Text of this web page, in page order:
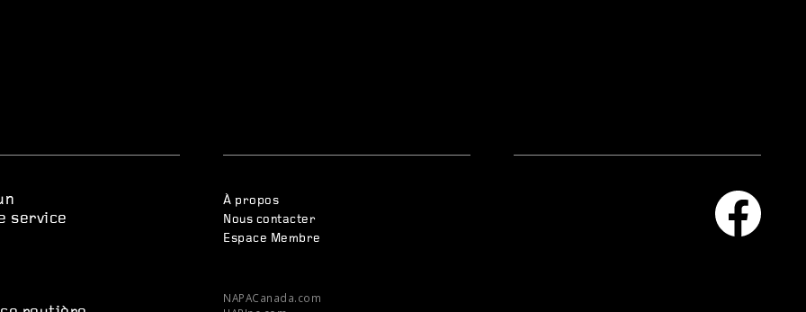
service
À propos
Nous contacter
Espace Membre
NAPACanada.com